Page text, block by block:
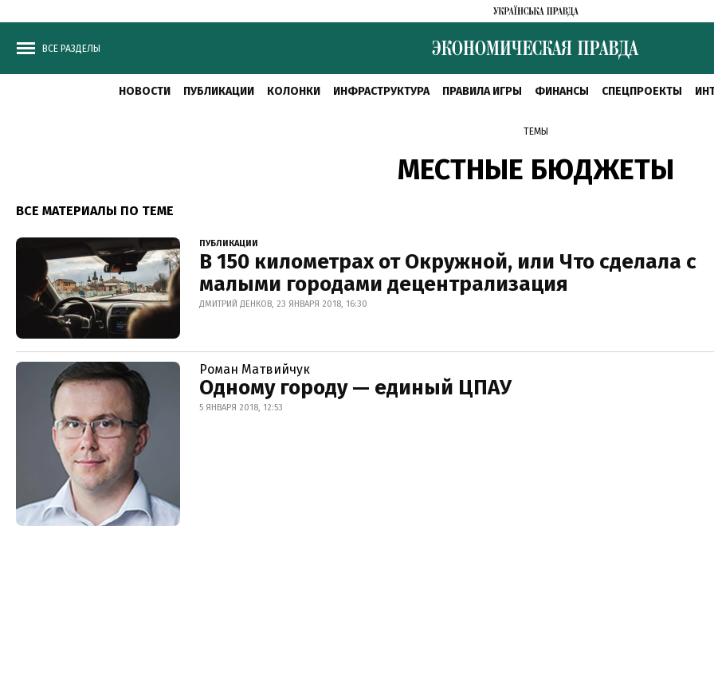
ВСЕ РАЗДЕЛЫ
НОВОСТИ ПУБЛИКАЦИИ КОЛОНКИ ИНФРАСТРУКТУРА ПРАВИЛА ИГРЫ ФИНАНСЫ СПЕЦПРОЕКТЫ
ТЕМЫ
МЕСТНЫЕ БЮДЖЕТЫ
ВСЕ МАТЕРИАЛЫ ПО ТЕМЕ
ПУБЛИКАЦИИ
В 150 километрах от Окружной, или Что сделала с
малыми городами децентрализация
ДМИТРИЙ ДЕНКОВ, 23 ЯНВАРЯ 2018, 16:30
Роман Матвийчук
Одному городу — единый ЦПАУ
5 ЯНВАРЯ 2018, 12:53